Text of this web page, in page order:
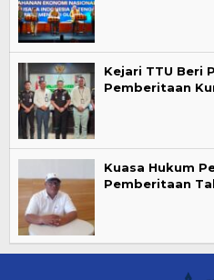
Kejari TTU Beri
Pemberitaan
Kuasa Hukum
Pemberitaan